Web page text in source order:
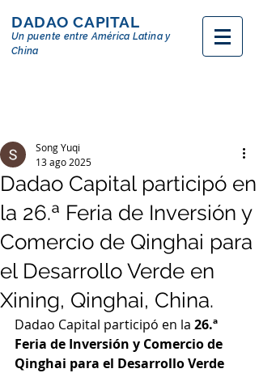
DADAO CAPITAL
Un puente entreAmérica Latina y
China
Dadao Capital participó en
la 26.ª Feria de Inversión y
Comercio de Qinghai para
el Desarrollo Verde en
Xining, Qinghai, China.
Song Yuqi
13 ago 2025
Dadao Capital participó en la 26.ª
Feria de Inversión y Comercio de
Qinghai para el Desarrollo Verde